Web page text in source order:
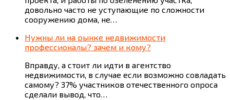
довольно часто не уступающие по сложности
сооружению дома, не…
Нужны ли на рынке недвижимости
профессионалы? зачем и кому?
Вправду, а стоит ли идти в агентство
недвижимости, в случае если возможно совладать
самому? 37% участников отечественного опроса
сделали вывод, что…